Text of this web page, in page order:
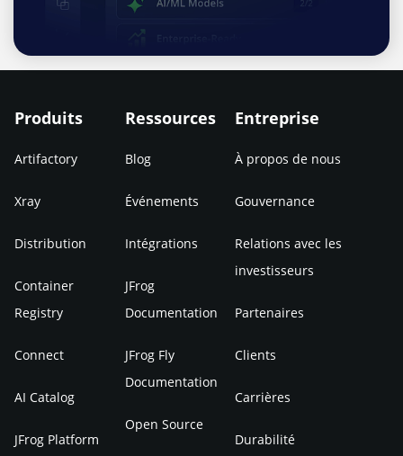
Produits
Artifactory
Xray
Distribution
Container
Registry
Connect
AI Catalog
JFrog Platform
Ressources
Blog
Événements
Intégrations
JFrog
Documentation
JFrog Fly
Documentation
Open Source
Entreprise
À propos de nous
Gouvernance
Relations avec les
investisseurs
Partenaires
Clients
Carrières
Durabilité